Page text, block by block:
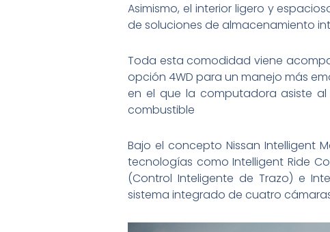
Asimismo, el interior ligero y
de soluciones de almacenamiento
Toda esta comodidad viene
opción 4WD para un manejo más
en el que la computadora asiste
combustible
Bajo el concepto Nissan Intelligent
tecnologías como Intelligent Ride
(Control Inteligente de Trazo) e
sistema integrado de cuatro